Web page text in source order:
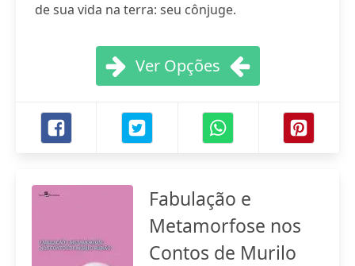
de sua vida na terra: seu cônjuge.
Ver Opções
Fabulação e
Metamorfose nos
Contos de Murilo